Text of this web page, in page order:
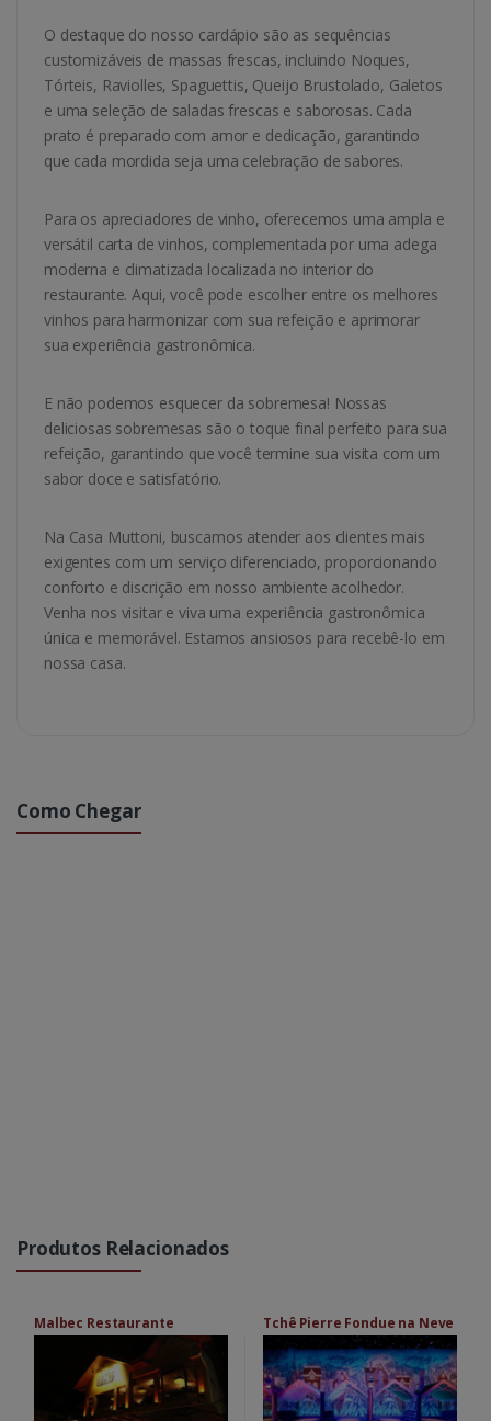
O destaque do nosso cardápio são as sequências
customizáveis de massas frescas, incluindo Noques,
Tórteis, Raviolles, Spaguettis, Queijo Brustolado, Galetos
e uma seleção de saladas frescas e saborosas. Cada
prato é preparado com amor e dedicação, garantindo
que cada mordida seja uma celebração de sabores.
Para os apreciadores de vinho, oferecemos uma ampla e
versátil carta de vinhos, complementada por uma adega
moderna e climatizada localizada no interior do
restaurante. Aqui, você pode escolher entre os melhores
vinhos para harmonizar com sua refeição e aprimorar
sua experiência gastronômica.
E não podemos esquecer da sobremesa! Nossas
deliciosas sobremesas são o toque final perfeito para sua
refeição, garantindo que você termine sua visita com um
sabor doce e satisfatório.
Na Casa Muttoni, buscamos atender aos clientes mais
exigentes com um serviço diferenciado, proporcionando
conforto e discrição em nosso ambiente acolhedor.
Venha nos visitar e viva uma experiência gastronômica
única e memorável. Estamos ansiosos para recebê-lo em
nossa casa.
Como Chegar
Produtos Relacionados
Malbec Restaurante Tchê Pierre Fondue na Neve